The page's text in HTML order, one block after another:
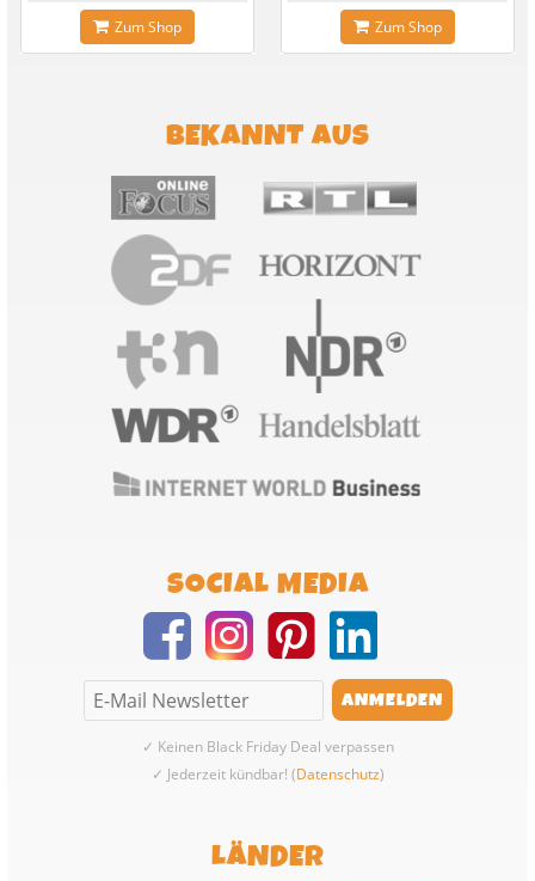
Zum Shop Zum Shop
BEKANNT AUS
SOCIAL MEDIA
✓ Keinen Black Friday Deal verpassen
✓ Jederzeit kündbar! (Datenschutz)
LÄNDER